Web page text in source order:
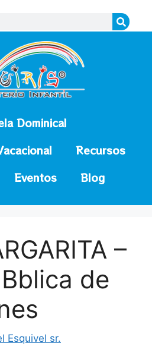
Dominical
Recursos
Eventos Blog
–
de
Esquivel sr.